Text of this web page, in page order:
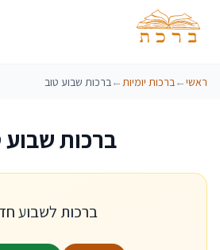
ראשי←ברכות יומיות←ברכות שבוע טוב
ברכות שבוע
ברכות לשבוע